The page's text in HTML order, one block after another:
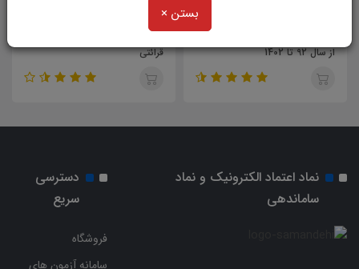
بستن ×
مجموعه سوالات کنکور علوم تجربی
از سال 92 تا 1402
43,000
سوالات کتاب مهارت معلمی استاد
قرائتی
نماد اعتماد الکترونیک و نماد
ساماندهی
دسترسی
سریع
فروشگاه
سامانه آزمون های